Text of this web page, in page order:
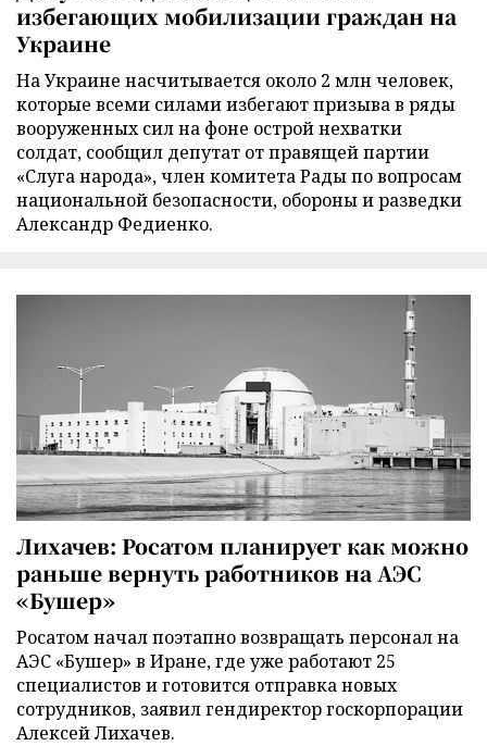
избегающих мобилизации граждан на
Украине
На Украине насчитывается около 2 млн человек,
которые всеми силами избегают призыва в ряды
вооруженных сил на фоне острой нехватки
солдат, сообщил депутат от правящей партии
«Слуга народа», член комитета Рады по вопросам
национальной безопасности, обороны и разведки
Александр Федиенко.
Лихачев: Росатом планирует как можно
раньше вернуть работников на АЭС
«Бушер»
Росатом начал поэтапно возвращать персонал на
АЭС «Бушер» в Иране, где уже работают 25
специалистов и готовится отправка новых
сотрудников, заявил гендиректор госкорпорации
Алексей Лихачев.